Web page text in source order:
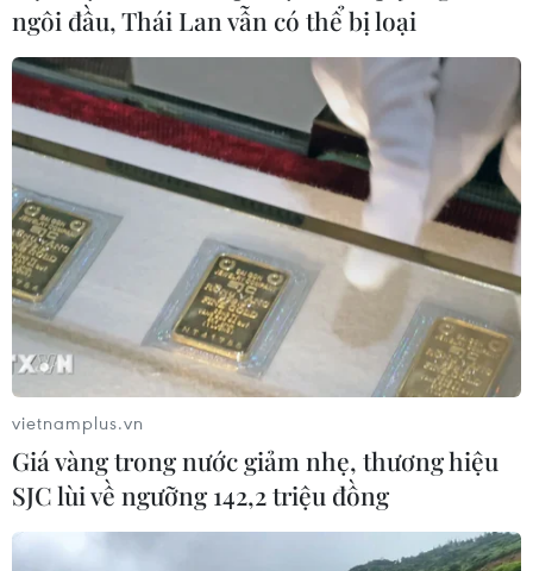
Mỹ: Ca mắc và ca tử vong vì COVID-19 chủ
yếu là người chưa tiêm chủng
16/07/2021 22:46
Điều phối viên về COVID-19 của Nhà Trắng cho hay số
ca mắc COVID-19 tập trung ở các cộng đồng có tỷ lệ
tiêm chủng thấp và những ca nhập viện và tử vong chủ
yếu là những người chưa tiêm chủng.
ngôi đầu, Thái Lan vẫn có thể bị loại
vietnamplus.vn
Giá vàng trong nước giảm nhẹ, thương hiệu
SJC lùi về ngưỡng 142,2 triệu đồng